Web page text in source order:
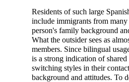
Residents of such large
include immigrants from
person's family background
What the outsider sees as
members. Since bilingual
is a strong indication of
switching styles in their
background and attitudes. To